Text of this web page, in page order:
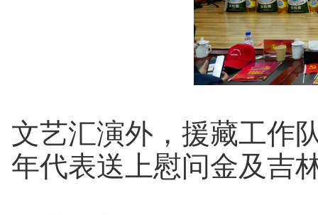
文艺汇演外，援藏工作
年代表送上慰问金及吉